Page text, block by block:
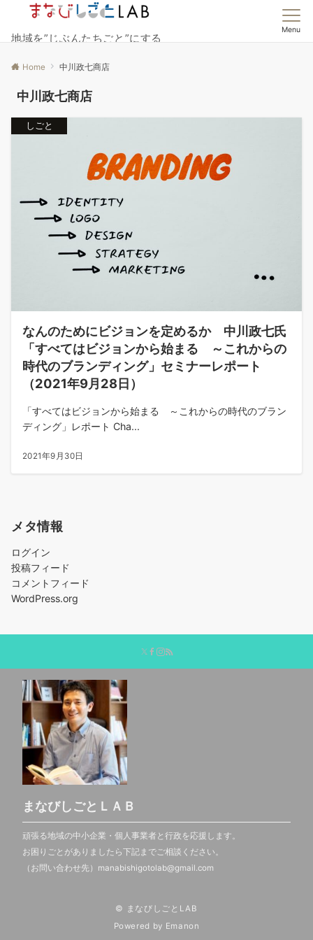
地域を”じぶんたちごと”にする
Menu
Home 中川政七商店
中川政七商店
しごと
なんのためにビジョンを定めるか 中川政七氏
「すべてはビジョンから始まる ～これからの
時代のブランディング」セミナーレポート
（2021年9月28日）
「すべてはビジョンから始まる ～これからの時代のブラン
ディング」レポート Cha...
2021年9月30日
メタ情報
ログイン
投稿フィード
コメントフィード
WordPress.org
まなびしごとＬＡＢ
頑張る地域の中小企業・個人事業者と行政を応援します。
お困りごとがありましたら下記までご相談ください。
（お問い合わせ先）manabishigotolab@gmail.com
© まなびしごとLAB
Powered by Emanon